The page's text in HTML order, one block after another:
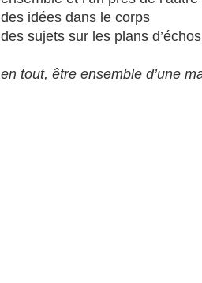
des idées dans le corps
des sujets sur les plans
en tout, être ensemble d’une